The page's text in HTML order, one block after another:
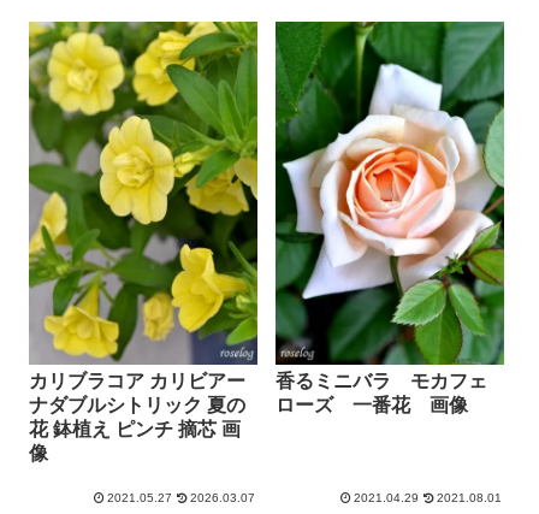
カリブラコア カリビアー
ナダブルシトリック 夏の
花 鉢植え ピンチ 摘芯 画
像
2021.05.27 2026.03.07
香るミニバラ モカフェ
ローズ 一番花 画像
2021.04.29 2021.08.01